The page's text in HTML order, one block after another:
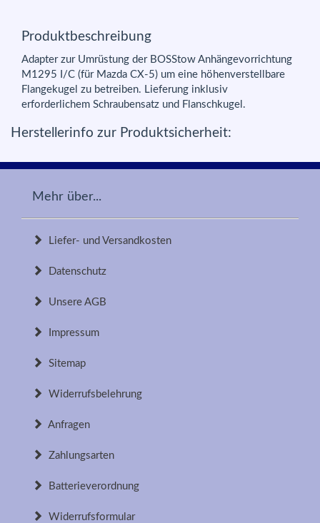
Produktbeschreibung
Adapter zur Umrüstung der BOSStow Anhängevorrichtung
M1295 I/C (für Mazda CX-5) um eine höhenverstellbare
Flangekugel zu betreiben. Lieferung inklusiv
erforderlichem Schraubensatz und Flanschkugel.
Herstellerinfo zur Produktsicherheit:
Mehr über...
Liefer- und Versandkosten
Datenschutz
Unsere AGB
Impressum
Sitemap
Widerrufsbelehrung
Anfragen
Zahlungsarten
Batterieverordnung
Widerrufsformular